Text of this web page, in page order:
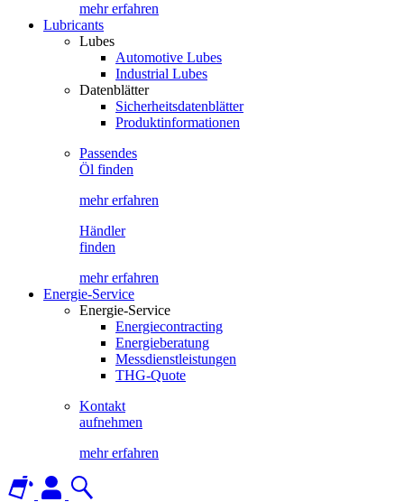
mehr erfahren
Lubricants
Lubes
Automotive Lubes
Industrial Lubes
Datenblätter
Sicherheitsdatenblätter
Produktinformationen
Passendes
Öl finden
mehr erfahren
Händler
finden
mehr erfahren
Energie-Service
Energie-Service
Energiecontracting
Energieberatung
Messdienstleistungen
THG-Quote
Kontakt
aufnehmen
mehr erfahren